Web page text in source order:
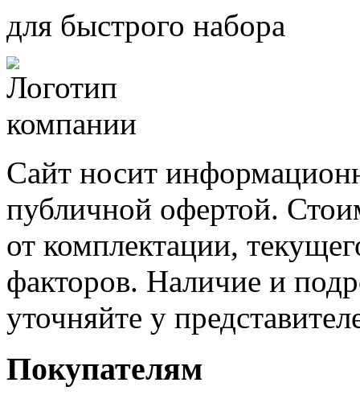
для быстрого набора
Сайт носит
публичной офертой.
от комплектации,
факторов. Наличие и
уточняйте у
Покупателям